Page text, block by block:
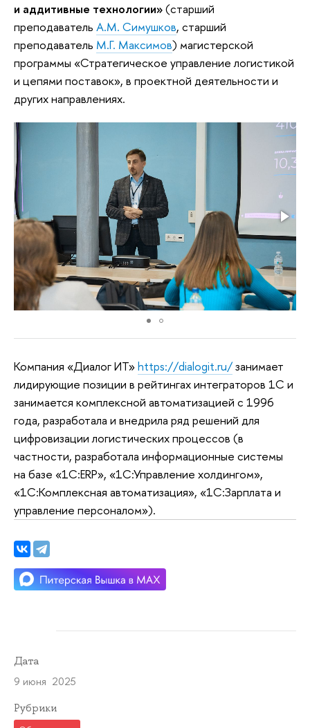
и аддитивные технологии»(старший
преподаватель А.М. Симушков, старший
преподаватель М.Г. Максимов) магистерской
программы «Стратегическое управление логистикой
и цепями поставок», в проектной деятельности и
других направлениях.
Компания «Диалог ИТ»https://dialogit.ru/занимает
лидирующие позиции в рейтингах интеграторов 1С и
занимается комплексной автоматизацией с 1996
года, разработала и внедрила ряд решений для
цифровизации логистических процессов (в
частности, разработала информационные системы
на базе «1С:ERP», «1С:Управление холдингом»,
«1С:Комплексная автоматизация», «1С:Зарплата и
управление персоналом»).
Дата
9 июня 2025
Рубрики